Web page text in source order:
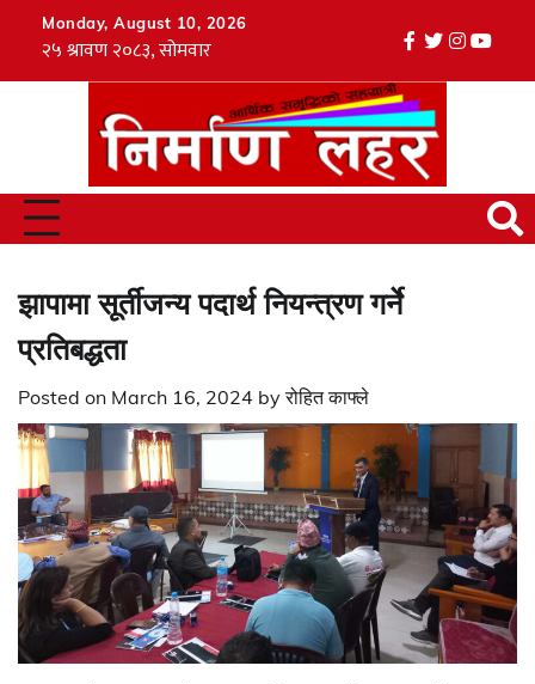
Monday, August 10, 2026
facebook
twitter
झापामा सूर्तीजन्य पदार्थ नियन्त्रण गर्ने
प्रतिबद्धता
Posted on March 16, 2024 byरोहित काफ्ले